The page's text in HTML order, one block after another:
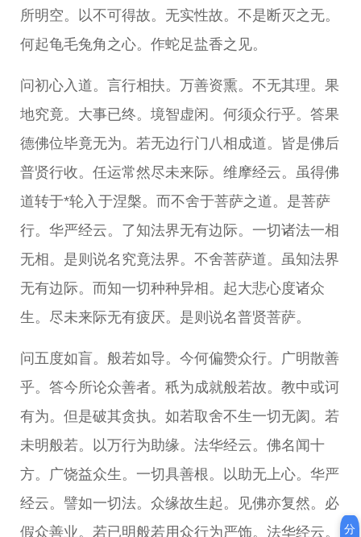
所明空。以不可得故。无实性故。不是断灭之无。
何起龟毛兔角之心。作蛇足盐香之见。
问初心入道。言行相扶。万善资熏。不无其理。果
地究竟。大事已终。境智虚闲。何须众行乎。答果
德佛位毕竟无为。若无边行门八相成道。皆是佛后
普贤行收。任运常然尽未来际。维摩经云。虽得佛
道转于*轮入于涅槃。而不舍于菩萨之道。是菩萨
行。华严经云。了知法界无有边际。一切诸法一相
无相。是则说名究竟法界。不舍菩萨道。虽知法界
无有边际。而知一切种种异相。起大悲心度诸众
生。尽未来际无有疲厌。是则说名普贤菩萨。
问五度如盲。般若如导。今何偏赞众行。广明散善
乎。答今所论众善者。秖为成就般若故。教中或诃
有为。但是破其贪执。如若取舍不生一切无阂。若
未明般若。以万行为助缘。法华经云。佛名闻十
方。广饶益众生。一切具善根。以助无上心。华严
经云。譬如一切法。众缘故生起。见佛亦复然。必
假众善业。若已明般若用众行为严饰。法华经云。
分